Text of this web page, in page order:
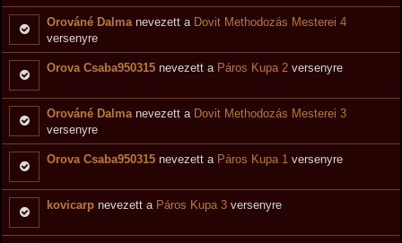
Orováné Dalma nevezett a Dovit Methodozás Mesterei 4
versenyre
Orova Csaba950315 nevezett a Páros Kupa 2 versenyre
Orováné Dalma nevezett a Dovit Methodozás Mesterei 3
versenyre
Orova Csaba950315 nevezett a Páros Kupa 1 versenyre
kovicarp nevezett a Páros Kupa 3 versenyre